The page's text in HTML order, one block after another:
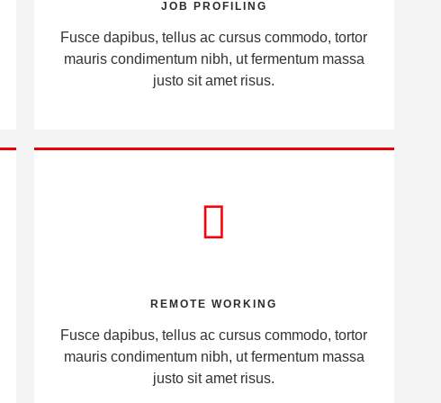
JOB PROFILING
Fusce dapibus, tellus ac cursus commodo, tortor
mauris condimentum nibh, ut fermentum massa
justo sit amet risus.
REMOTE WORKING
Fusce dapibus, tellus ac cursus commodo, tortor
mauris condimentum nibh, ut fermentum massa
justo sit amet risus.